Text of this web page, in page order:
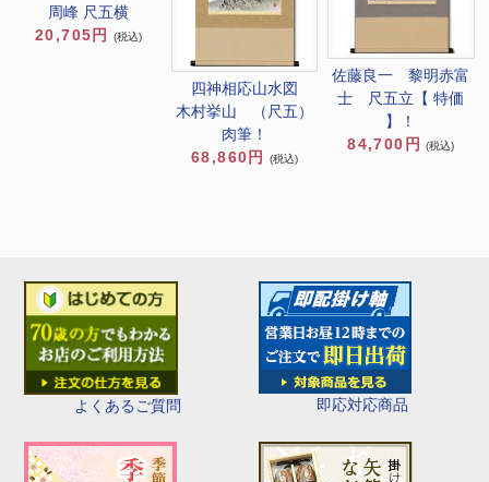
よくあるご質問 即応対応商品
周峰 尺五横
20,705円
(税込)
四神相応山水図
木村挙山 （尺五）
肉筆！
68,860円
(税込)
佐藤良一 黎明赤富
士 尺五立【 特価
】！
84,700円 (税込)